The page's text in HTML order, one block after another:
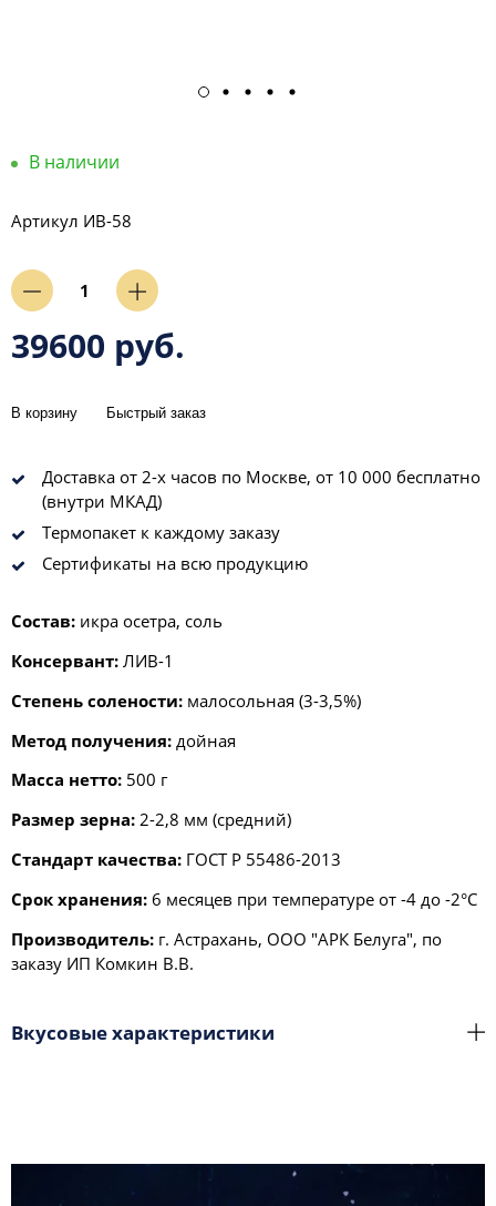
В наличии
Артикул ИВ-58
39600 руб.
В корзину Быстрый заказ
Доставка от 2-х часов по Москве, от 10 000 бесплатно
(внутри МКАД)
Термопакет к каждому заказу
Сертификаты на всю продукцию
Состав: икра осетра, соль
Консервант: ЛИВ-1
Степень солености: малосольная (3-3,5%)
Метод получения: дойная
Масса нетто: 500 г
Размер зерна: 2-2,8 мм (средний)
Стандарт качества: ГОСТ Р 55486-2013
Срок хранения: 6 месяцев при температуре от -4 до -2°С
Производитель: г. Астрахань, ООО "АРК Белуга", по
заказу ИП Комкин В.В.
Вкусовые характеристики